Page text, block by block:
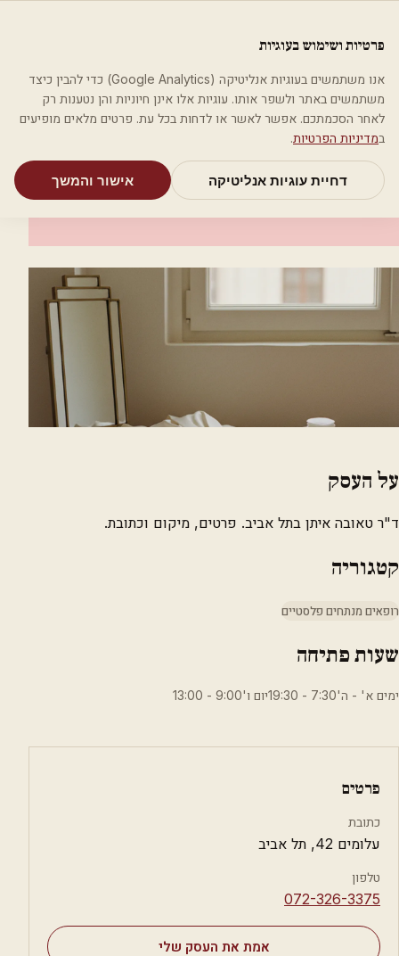
מאמריםקטגוריותחיפושאודות
בית קטגוריות רופאים מנתחים פלסטיים ד"ר טאובה איתן
רופאים מנתחים פלסטיים
ד"ר טאובה איתן
על העסק
ד"ר טאובה איתן בתל אביב. פרטים, מיקום וכתובת.
קטגוריה
רופאים מנתחים פלסטיים
שעות פתיחה
ימים א' - ה'7:30 - 19:30יום ו'9:00 - 13:00
פרטים
כתובת
עלומים 42, תל אביב
טלפון
⁦072-326-3375⁩
אמת את העסק שלי
פרטיות ושימוש בעוגיות
אנו משתמשים בעוגיות אנליטיקה (Google Analytics) כדי להבין כיצד
משתמשים באתר ולשפר אותו. עוגיות אלו אינן חיוניות והן נטענות רק
לאחר הסכמתכם. אפשר לאשר או לדחות בכל עת. פרטים מלאים מופיעים
במדיניות הפרטיות.
דחיית עוגיות אנליטיקה אישור והמשך